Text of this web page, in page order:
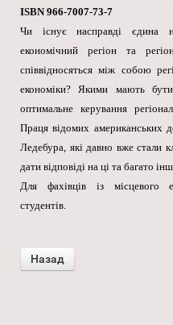
ISBN 966-7007-73-7
Чи існує насправді єдина
економічний регіон та
співвідносяться між собою
економіки? Якими мають
оптимальне керування
Праця відомих американських
Ледебура, які давно вже стали
дати відповіді на ці та багато
Для фахівців із місцевого
студентів.